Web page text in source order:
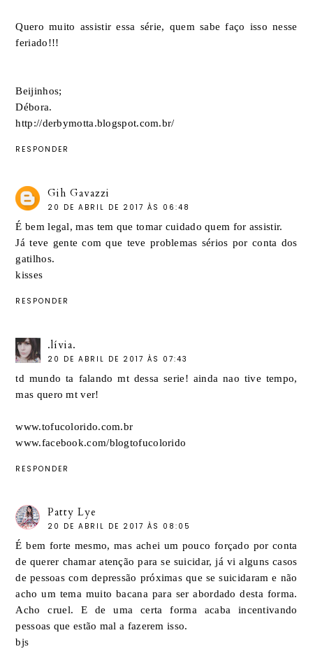
Quero muito assistir essa série, quem sabe faço isso nesse
feriado!!!
Beijinhos;
Débora.
http://derbymotta.blogspot.com.br/
RESPONDER
Gih Gavazzi
20 DE ABRIL DE 2017 ÀS 06:48
É bem legal, mas tem que tomar cuidado quem for assistir.
Já teve gente com que teve problemas sérios por conta dos
gatilhos.
kisses
RESPONDER
.lívia.
20 DE ABRIL DE 2017 ÀS 07:43
td mundo ta falando mt dessa serie! ainda nao tive tempo,
mas quero mt ver!
www.tofucolorido.com.br
www.facebook.com/blogtofucolorido
RESPONDER
Patty Lye
20 DE ABRIL DE 2017 ÀS 08:05
É bem forte mesmo, mas achei um pouco forçado por conta
de querer chamar atenção para se suicidar, já vi alguns casos
de pessoas com depressão próximas que se suicidaram e não
acho um tema muito bacana para ser abordado desta forma.
Acho cruel. E de uma certa forma acaba incentivando
pessoas que estão mal a fazerem isso.
bjs